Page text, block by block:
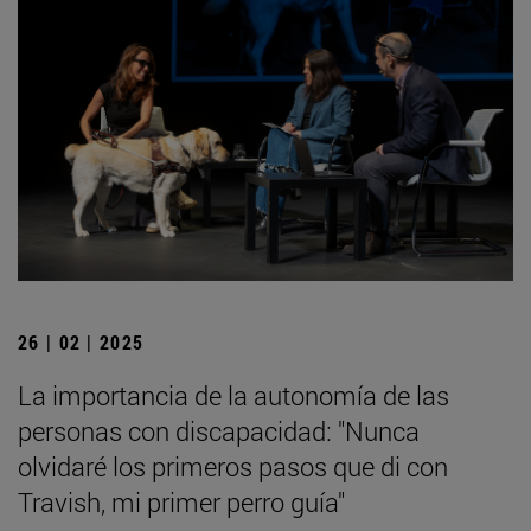
26 | 02 | 2025
La importancia de la autonomía de las
personas con discapacidad: "Nunca
olvidaré los primeros pasos que di con
Travish, mi primer perro guía"